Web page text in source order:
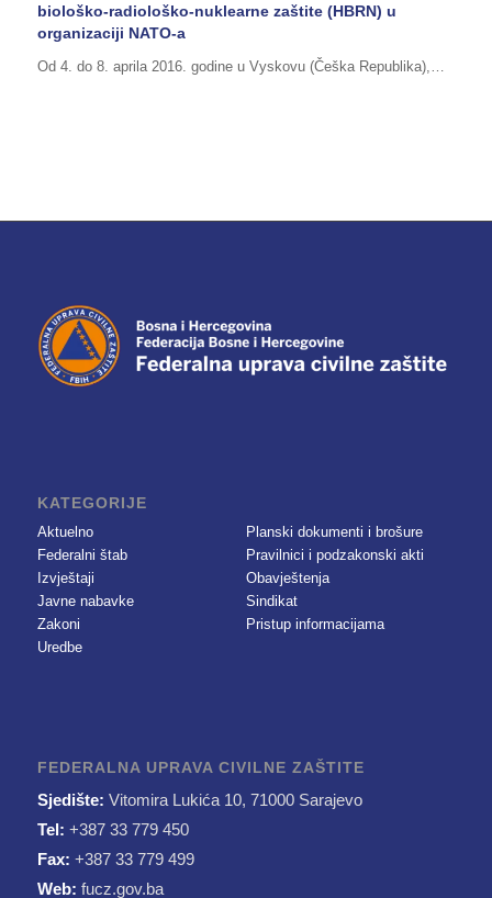
biološko-radiološko-nuklearne zaštite (HBRN) u
organizaciji NATO-a
Od 4. do 8. aprila 2016. godine u Vyskovu (Češka Republika),…
KATEGORIJE
Aktuelno
Federalni štab
Izvještaji
Javne nabavke
Zakoni
Uredbe
Planski dokumenti i brošure
Pravilnici i podzakonski akti
Obavještenja
Sindikat
Pristup informacijama
FEDERALNA UPRAVA CIVILNE ZAŠTITE
Sjedište: Vitomira Lukića 10, 71000 Sarajevo
Tel: +387 33 779 450
Fax: +387 33 779 499
Web: fucz.gov.ba